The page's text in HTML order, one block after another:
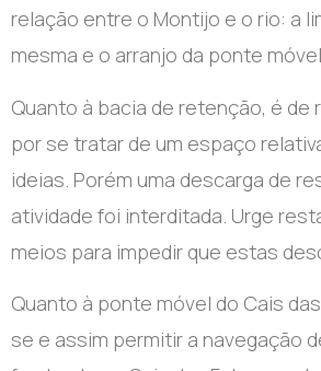
relação entre o Montijo e o rio: a
mesma e o arranjo da ponte
Quanto à bacia de retenção, é
por se tratar de um espaço
ideias. Porém uma descarga de
atividade foi interditada. Urge
meios para impedir que estas
Quanto à ponte móvel do Cais
se e assim permitir a navegação